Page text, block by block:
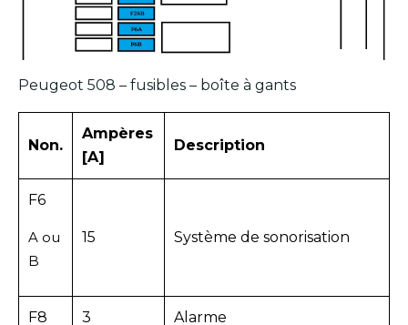
Peugeot 508 – fusibles – boîte à gants
Non.
Ampères
[A]
Description
F6
A ou
B
15 Système de sonorisation
F8 3 Alarme